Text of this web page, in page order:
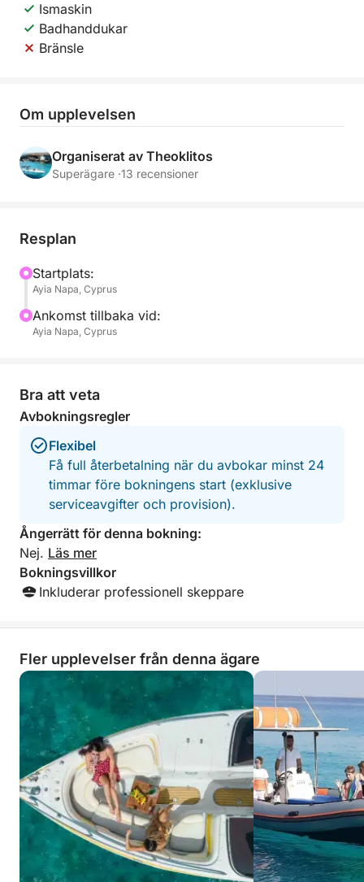
Ismaskin
Badhanddukar
Bränsle
Om upplevelsen
Organiserat av Theoklitos
Superägare ·13 recensioner
Resplan
Startplats:
Ayia Napa, Cyprus
Ankomst tillbaka vid:
Ayia Napa, Cyprus
Bra att veta
Avbokningsregler
Flexibel
Få full återbetalning när du avbokar minst 24
timmar före bokningens start (exklusive
serviceavgifter och provision).
Ångerrätt för denna bokning:
Nej. Läs mer
Bokningsvillkor
Inkluderar professionell skeppare
Fler upplevelser från denna ägare